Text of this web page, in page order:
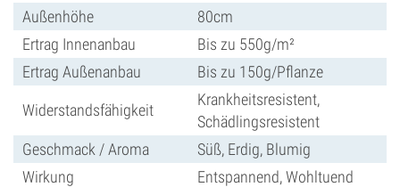
Außenhöhe
80cm
Ertrag Innenanbau
Bis zu 550g/m²
Ertrag Außenanbau
Bis zu 150g/Pflanze
Widerstandsfähigkeit
Krankheitsresistent,
Schädlingsresistent
Geschmack / Aroma
Süß, Erdig, Blumig
Wirkung
Entspannend, Wohltuend